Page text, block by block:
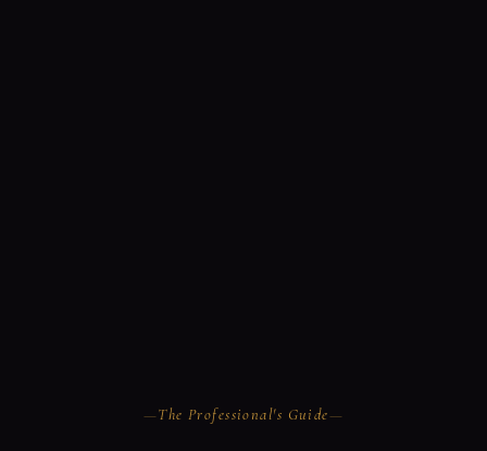
The Professional's Guide